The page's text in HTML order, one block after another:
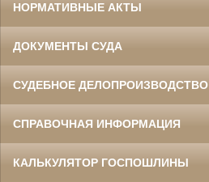
НОРМАТИВНЫЕ АКТЫ
ДОКУМЕНТЫ СУДА
СУДЕБНОЕ ДЕЛОПРОИЗВОДСТВО
СПРАВОЧНАЯ ИНФОРМАЦИЯ
КАЛЬКУЛЯТОР ГОСПОШЛИНЫ